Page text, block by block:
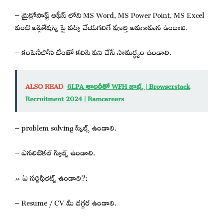
– మైక్రోసాఫ్ట్ ఆఫీస్ లోని MS Word, MS Power Point, MS Excel
వంటి అప్లికేషన్స్ పై వర్క్ చేయగలిగే పూర్తి అవగాహన ఉండాలి.
– కంపెనీలోని టీంతో కలిసి పని చేసే సామర్ధ్యం ఉండాలి.
ALSO READ 6LPA శాలరీతో WFH జాబ్స్ | Browserstack
Recruitment 2024 | Ramcareers
– problem solving స్కిల్స్ ఉండాలి.
– ఎనలిటికల్ స్కిల్స్ ఉండాలి.
» ఏ సర్టిఫికెట్స్ ఉండాలి?:
– Resume / CV మీ దగ్గర ఉండాలి.